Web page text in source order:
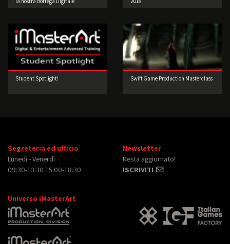
Student Spotlight! Swift Game Production Masterclass
Segreteria ed ufficio
Lunedì - Venerdì
09:30-13:30 15:00-18:30
Newsletter
Resta aggiornato!
ISCRIVITI
Universo iMasterArt